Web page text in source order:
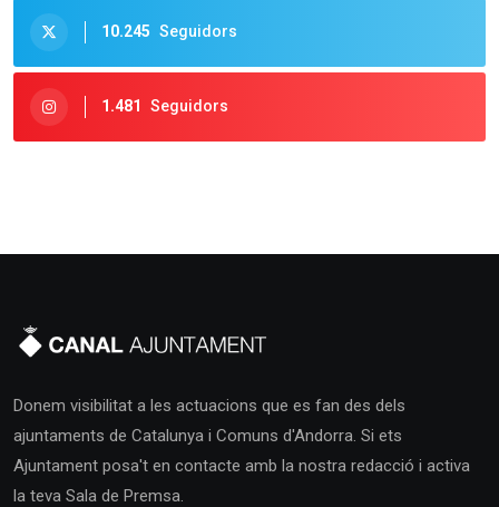
10.245 Seguidors
1.481 Seguidors
Donem visibilitat a les actuacions que es fan des dels
ajuntaments de Catalunya i Comuns d'Andorra. Si ets
Ajuntament posa't en contacte amb la nostra redacció i activa
la teva Sala de Premsa.